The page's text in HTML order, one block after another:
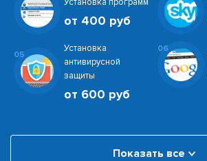
от 400 руб
05
Установка
антивирусной
защиты
от 600 руб
06
Показать все